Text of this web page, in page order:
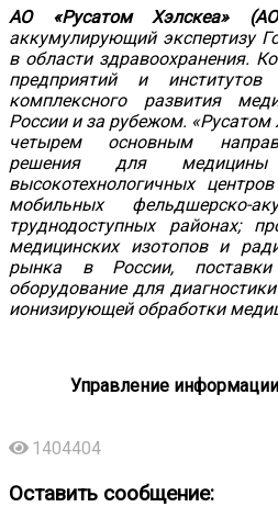
АО «Русатом Хэлскеа»
аккумулирующий экспертизу
в области здравоохранения.
предприятий и
комплексного развития
России и за рубежом. «Русатом
четырем основным
решения для
высокотехнологичных
мобильных фельдшерско-
труднодоступных районах;
медицинских изотопов и
рынка в России,
оборудование для
ионизирующей обработки
Управление
1404404
Оставить сообщение: